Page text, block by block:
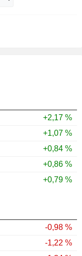
+2,17 %
+1,07 %
+0,84 %
+0,86 %
+0,79 %
-0,98 %
-1,22 %